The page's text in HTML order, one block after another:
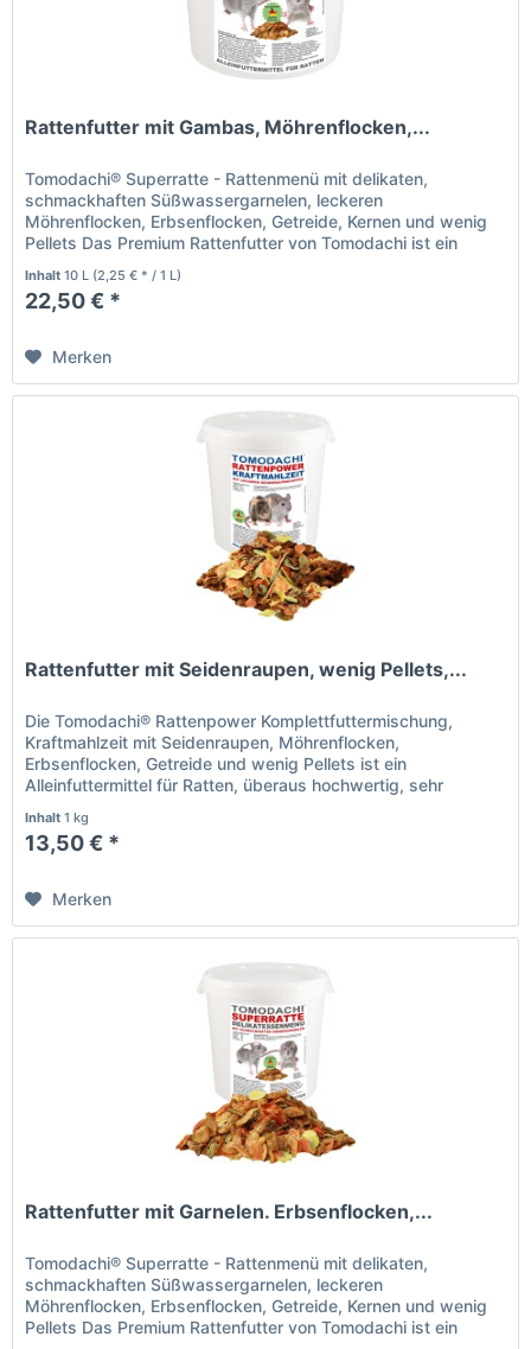
Rattenfutter mit Gambas, Möhrenflocken,...
Tomodachi® Superratte - Rattenmenü mit delikaten,
schmackhaften Süßwassergarnelen, leckeren
Möhrenflocken, Erbsenflocken, Getreide, Kernen und wenig
Pellets Das Premium Rattenfutter von Tomodachi ist ein
Naturprodukt deutscher...
Inhalt10 L (2,25 € * / 1 L)
22,50 € *
Merken
Rattenfutter mit Seidenraupen, wenig Pellets,...
Die Tomodachi® Rattenpower Komplettfuttermischung,
Kraftmahlzeit mit Seidenraupen, Möhrenflocken,
Erbsenflocken, Getreide und wenig Pellets ist ein
Alleinfuttermittel für Ratten, überaus hochwertig, sehr
Inhalt1 kg
13,50 € *
Merken
Rattenfutter mit Garnelen. Erbsenflocken,...
Tomodachi® Superratte - Rattenmenü mit delikaten,
schmackhaften Süßwassergarnelen, leckeren
Möhrenflocken, Erbsenflocken, Getreide, Kernen und wenig
Pellets Das Premium Rattenfutter von Tomodachi ist ein